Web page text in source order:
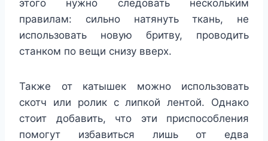
этого нужно следовать нескольким
правилам: сильно натянуть ткань, не
использовать новую бритву, проводить
станком по вещи снизу вверх.
Также от катышек можно использовать
скотч или ролик с липкой лентой. Однако
стоит добавить, что эти приспособления
помогут избавиться лишь от едва